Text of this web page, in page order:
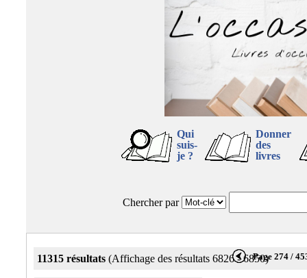
Qui
suis-
je ?
Donner
des
livres
Chercher par
11315 résultats (Affichage des résultats 6826 - 6850)Page 274 /